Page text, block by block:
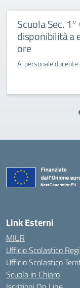
Scuola Sec.
disponibilità a
ore
Al personale
Link Esterni
MIUR
Ufficio Scolastico
Ufficio Scolastico
Scuola in Chiaro